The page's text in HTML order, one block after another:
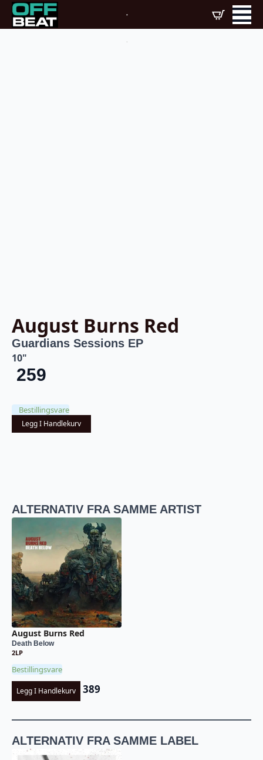
August Burns Red
Guardians Sessions EP
10"
259
Bestillingsvare
Legg I Handlekurv
ALTERNATIV FRA SAMME ARTIST
August Burns Red
Death Below
2LP
Bestillingsvare
Legg I Handlekurv 389
ALTERNATIV FRA SAMME LABEL